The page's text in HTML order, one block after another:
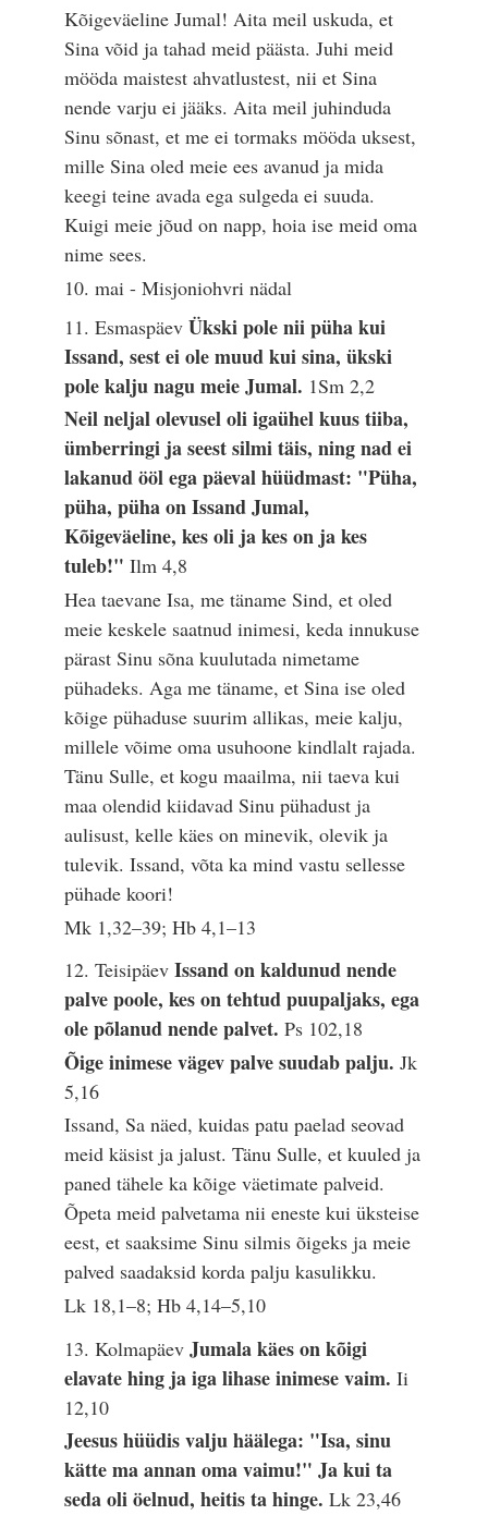
Kõigeväeline Jumal! Aita meil uskuda, et
Sina võid ja tahad meid päästa. Juhi meid
mööda maistest ahvatlustest, nii et Sina
nende varju ei jääks. Aita meil juhinduda
Sinu sõnast, et me ei tormaks mööda uksest,
mille Sina oled meie ees avanud ja mida
keegi teine avada ega sulgeda ei suuda.
Kuigi meie jõud on napp, hoia ise meid oma
nime sees.
10. mai - Misjoniohvri nädal
11. EsmaspäevÜkski pole nii püha kui
Issand, sest ei ole muud kui sina, ükski
pole kalju nagu meie Jumal. 1Sm 2,2
Neil neljal olevusel oli igaühel kuus tiiba,
ümberringi ja seest silmi täis, ning nad ei
lakanud ööl ega päeval hüüdmast: "Püha,
püha, püha on Issand Jumal,
Kõigeväeline, kes oli ja kes on ja kes
tuleb!"Ilm 4,8
Hea taevane Isa, me täname Sind, et oled
meie keskele saatnud inimesi, keda innukuse
pärast Sinu sõna kuulutada nimetame
pühadeks. Aga me täname, et Sina ise oled
kõige pühaduse suurim allikas, meie kalju,
millele võime oma usuhoone kindlalt rajada.
Tänu Sulle, et kogu maailma, nii taeva kui
maa olendid kiidavad Sinu pühadust ja
aulisust, kelle käes on minevik, olevik ja
tulevik. Issand, võta ka mind vastu sellesse
pühade koori!
Mk 1,32–39; Hb 4,1–13
12. TeisipäevIssand on kaldunud nende
palve poole, kes on tehtud puupaljaks, ega
ole põlanud nende palvet.Ps 102,18
Õige inimese vägev palve suudab palju.Jk
5,16
Issand, Sa näed, kuidas patu paelad seovad
meid käsist ja jalust. Tänu Sulle, et kuuled ja
paned tähele ka kõige väetimate palveid.
Õpeta meid palvetama nii eneste kui üksteise
eest, et saaksime Sinu silmis õigeks ja meie
palved saadaksid korda palju kasulikku.
Lk 18,1–8; Hb 4,14–5,10
13. KolmapäevJumala käes on kõigi
elavate hing ja iga lihase inimese vaim.Ii
12,10
Jeesus hüüdis valju häälega: "Isa, sinu
kätte ma annan oma vaimu!" Ja kui ta
seda oli öelnud, heitis ta hinge.Lk 23,46